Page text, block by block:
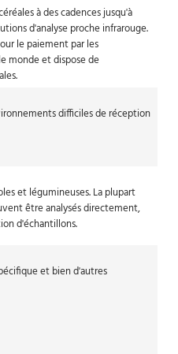
à des cadences jusqu'à
d'analyse proche infrarouge.
le paiement par les
monde et dispose de
difficiles de réception
et légumineuses. La plupart
être analysés directement,
d'échantillons.
et bien d'autres